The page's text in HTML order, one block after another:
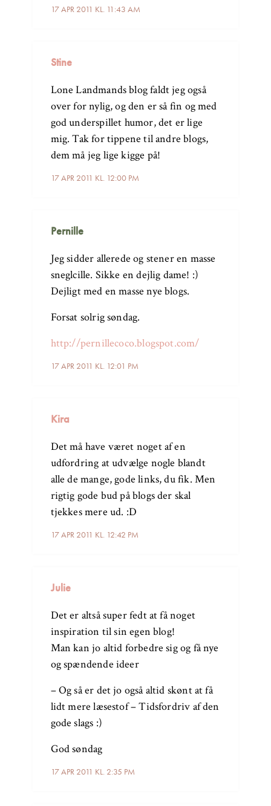
17 APR 2011 KL. 11:43 AM
Stine
17 APR 2011 KL. 12:00 PM
Lone Landmands blog faldt jeg også
over for nylig, og den er så fin og med
god underspillet humor, det er lige
mig. Tak for tippene til andre blogs,
dem må jeg lige kigge på!
Pernille
17 APR 2011 KL. 12:01 PM
Jeg sidder allerede og stener en masse
sneglcille. Sikke en dejlig dame! :)
Dejligt med en masse nye blogs.
Forsat solrig søndag.
http://pernillecoco.blogspot.com/
Kira
17 APR 2011 KL. 12:42 PM
Det må have været noget af en
udfordring at udvælge nogle blandt
alle de mange, gode links, du fik. Men
rigtig gode bud på blogs der skal
tjekkes mere ud. :D
Julie
17 APR 2011 KL. 2:35 PM
Det er altså super fedt at få noget
inspiration til sin egen blog!
Man kan jo altid forbedre sig og få nye
og spændende ideer
– Og så er det jo også altid skønt at få
lidt mere læsestof – Tidsfordriv af den
gode slags :)
God søndag